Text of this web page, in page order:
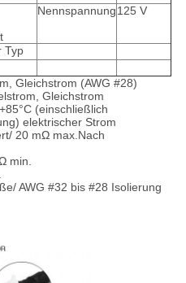
Nennspannung125 V
Typ
Gleichstrom (AWG #28)
Gleichstrom
(einschließlich
elektrischer Strom
20 mΩ max.Nach
min.
AWG #32 bis #28 Isolierung